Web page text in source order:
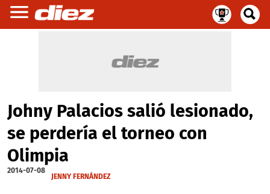
Johny Palacios salió lesionado,
se perdería el torneo con
Olimpia
2014-07-08
JENNY FERNÁNDEZ